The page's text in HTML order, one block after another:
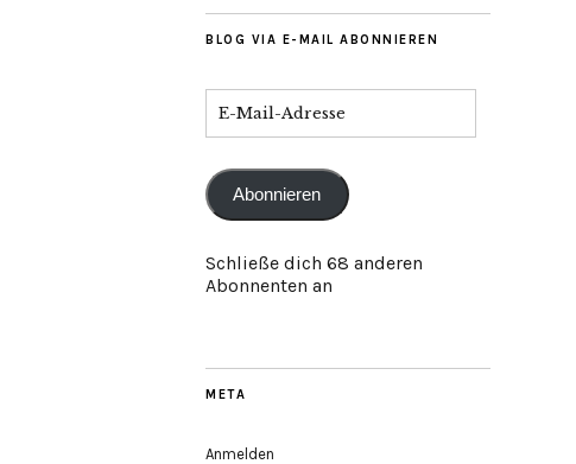
BLOG VIA E-MAIL ABONNIEREN
Abonnieren
Schließe dich 68 anderen
Abonnenten an
META
Anmelden